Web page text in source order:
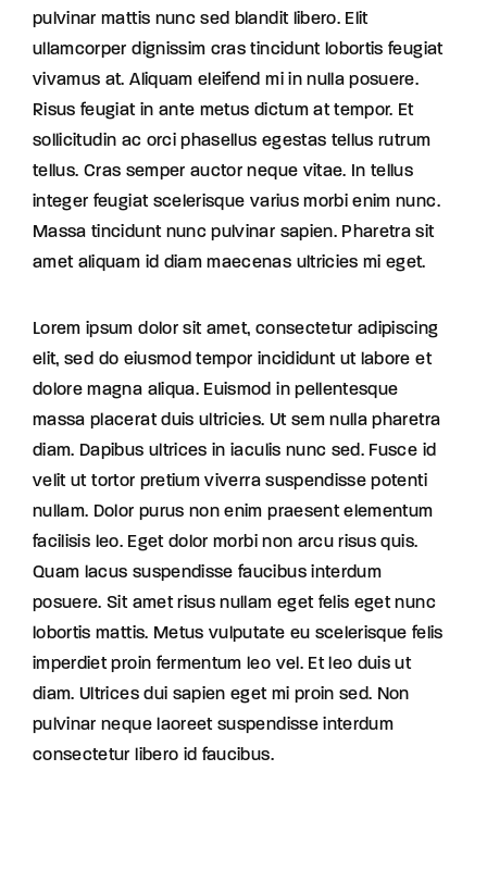
pulvinar mattis nunc sed blandit libero. Elit
ullamcorper dignissim cras tincidunt lobortis feugiat
vivamus at. Aliquam eleifend mi in nulla posuere.
Risus feugiat in ante metus dictum at tempor. Et
sollicitudin ac orci phasellus egestas tellus rutrum
tellus. Cras semper auctor neque vitae. In tellus
integer feugiat scelerisque varius morbi enim nunc.
Massa tincidunt nunc pulvinar sapien. Pharetra sit
amet aliquam id diam maecenas ultricies mi eget.
Lorem ipsum dolor sit amet, consectetur adipiscing
elit, sed do eiusmod tempor incididunt ut labore et
dolore magna aliqua. Euismod in pellentesque
massa placerat duis ultricies. Ut sem nulla pharetra
diam. Dapibus ultrices in iaculis nunc sed. Fusce id
velit ut tortor pretium viverra suspendisse potenti
nullam. Dolor purus non enim praesent elementum
facilisis leo. Eget dolor morbi non arcu risus quis.
Quam lacus suspendisse faucibus interdum
posuere. Sit amet risus nullam eget felis eget nunc
lobortis mattis. Metus vulputate eu scelerisque felis
imperdiet proin fermentum leo vel. Et leo duis ut
diam. Ultrices dui sapien eget mi proin sed. Non
pulvinar neque laoreet suspendisse interdum
consectetur libero id faucibus.